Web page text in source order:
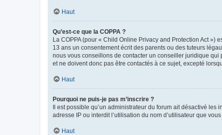
Haut
Qu’est-ce que la COPPA ?
La COPPA (pour « Child Online Privacy and Protection Act »)
13 ans un consentement écrit des parents ou des tuteurs
nous vous conseillons de contacter un conseiller juridique
et ne doivent donc pas être contactés à ce sujet, excepté
Haut
Pourquoi ne puis-je pas m’inscrire ?
Il est possible qu’un administrateur du forum ait désactivé les
adresse IP ou interdit l’utilisation du nom d’utilisateur que
Haut